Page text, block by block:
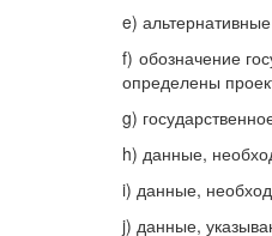
e)
f) обозначение
определены
g)
h) данные,
i) данные,
j) данные,